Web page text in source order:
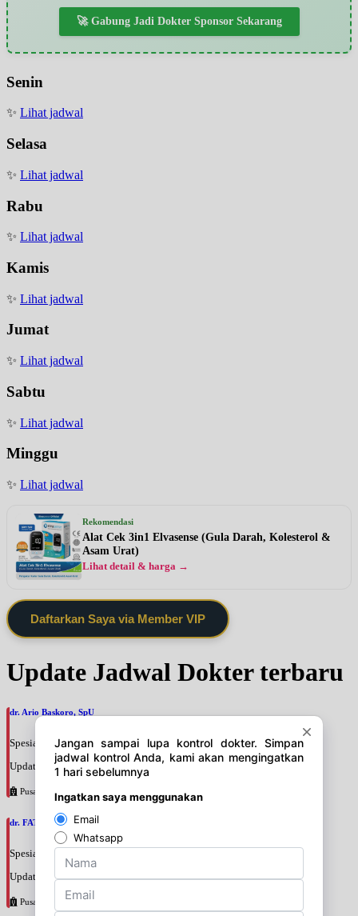
🚀 Gabung Jadi Dokter Sponsor Sekarang
Senin
✨ Lihat jadwal
Selasa
✨ Lihat jadwal
Rabu
✨ Lihat jadwal
Kamis
✨ Lihat jadwal
Jumat
✨ Lihat jadwal
Sabtu
✨ Lihat jadwal
Minggu
✨ Lihat jadwal
Rekomendasi
Alat Cek 3in1 Elvasense (Gula Darah, Kolesterol &
Asam Urat)
Lihat detail & harga →
Daftarkan Saya via Member VIP
Update Jadwal Dokter terbaru
dr. Ario Baskoro, SpU
Spesialis: Bedah Urologi
Update terakhir: 2026-08-06 18:46:06
Pusat Pertamina
dr. FATAN ABSHARI, SpU
Spesialis: Bedah Urologi
Update terakhir: 2026-08-06 18:42:13
Pusat Pertamina